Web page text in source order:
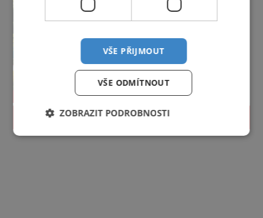
PROLISTOVAT
VŠE PŘIJMOUT
VŠE ODMÍTNOUT
ZOBRAZIT PODROBNOSTI